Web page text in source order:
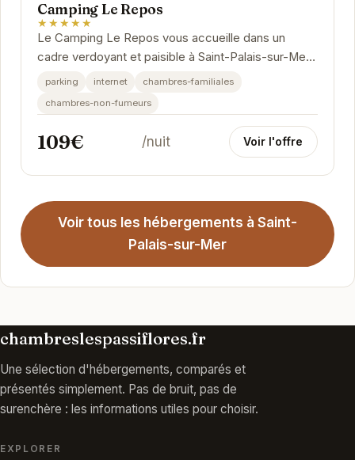
Camping Le Repos
★★★★★
Le Camping Le Repos vous accueille dans un
cadre verdoyant et paisible à Saint-Palais-sur-Mer.
Profitez de la proximité de la plage et des...
parking internet
chambres-familiales
chambres-non-fumeurs
109€ /nuit Voir l'offre
Voir tous les hébergements à Saint-
Palais-sur-Mer
chambreslespassiflores.fr
Une sélection d'hébergements, comparés et
présentés simplement. Pas de bruit, pas de
surenchère : les informations utiles pour choisir.
EXPLORER